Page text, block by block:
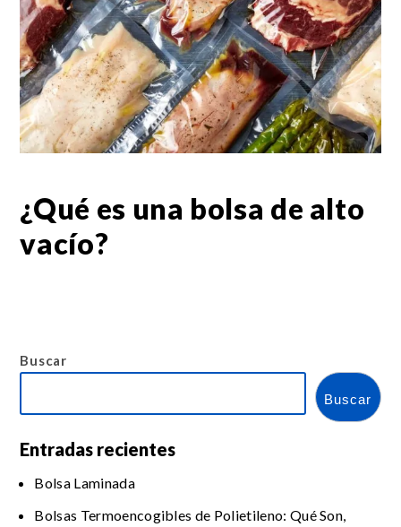
¿Qué es una bolsa de alto
vacío?
Buscar
Buscar
Entradas recientes
Bolsa Laminada
Bolsas Termoencogibles de Polietileno: Qué Son,